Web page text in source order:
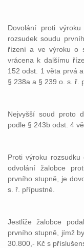
Dovolání proti
rozsudek soudu
řízení a ve výroku o
vrácena k dalšímu
152 odst. 1 věta prvá
§ 238a a § 239 o. s. ř.
Nejvyšší soud proto
podle § 243b odst. 4
Proti výroku
odvolání žalobce
prvního stupně, je
s. ř. přípustné.
Jestliže žalobce
prvního stupně, jímž
30.800,- Kč s